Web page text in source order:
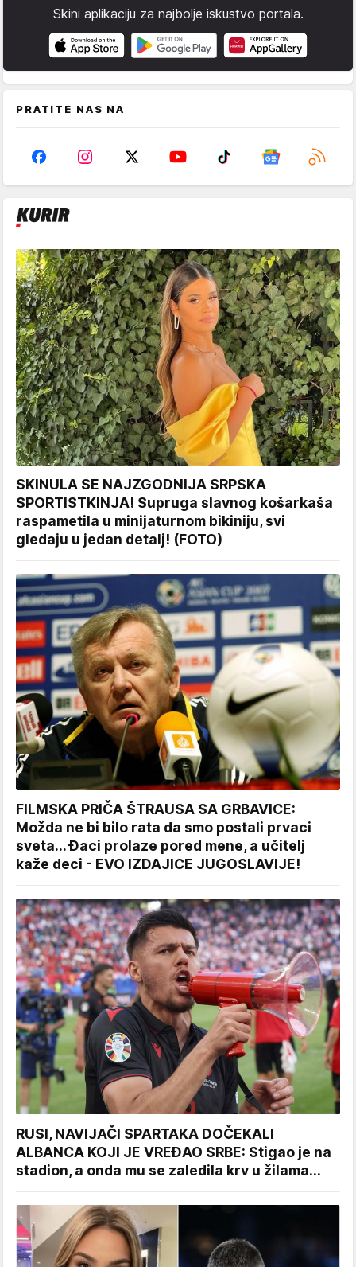
Skini aplikaciju za najbolje iskustvo portala.
PRATITE NAS NA
SKINULA SE NAJZGODNIJA SRPSKA
SPORTISTKINJA! Supruga slavnog košarkaša
raspametila u minijaturnom bikiniju, svi
gledaju u jedan detalj! (FOTO)
FILMSKA PRIČA ŠTRAUSA SA GRBAVICE:
Možda ne bi bilo rata da smo postali prvaci
sveta... Đaci prolaze pored mene, a učitelj
kaže deci - EVO IZDAJICE JUGOSLAVIJE!
RUSI, NAVIJAČI SPARTAKA DOČEKALI
ALBANCA KOJI JE VREĐAO SRBE: Stigao je na
stadion, a onda mu se zaledila krv u žilama...